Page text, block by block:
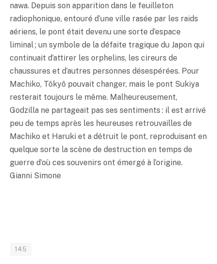
nawa. Depuis son apparition dans le feuilleton
radiophonique, entouré d’une ville rasée par les raids
aériens, le pont était devenu une sorte d’espace
liminal ; un symbole de la défaite tragique du Japon qui
continuait d’attirer les orphelins, les cireurs de
chaussures et d’autres personnes désespérées. Pour
Machiko, Tôkyô pouvait changer, mais le pont Sukiya
resterait toujours le même. Malheureusement,
Godzilla ne partageait pas ses sentiments : il est arrivé
peu de temps après les heureuses retrouvailles de
Machiko et Haruki et a détruit le pont, reproduisant en
quelque sorte la scène de destruction en temps de
guerre d’où ces souvenirs ont émergé à l’origine.
Gianni Simone
145